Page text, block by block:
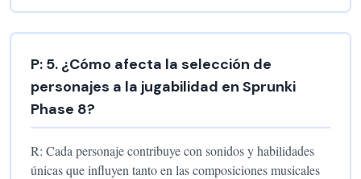
P: 5. ¿Cómo afecta la selección de
personajes a la jugabilidad en Sprunki
Phase 8?
R: Cada personaje contribuye con sonidos y habilidades
únicas que influyen tanto en las composiciones musicales